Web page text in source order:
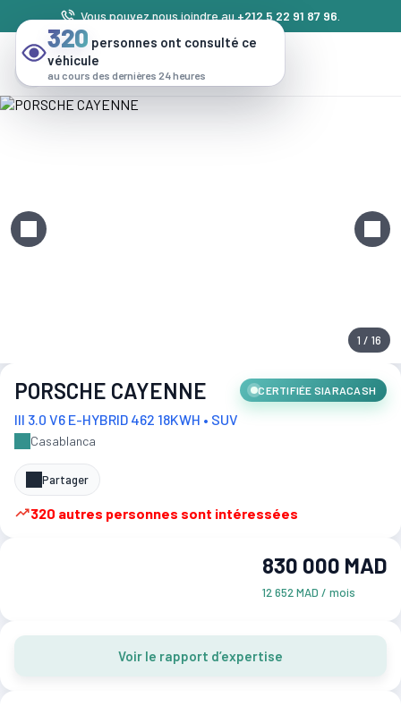
Vous pouvez nous joindre au +212 5 22 91 87 96
1 / 16
PORSCHE CAYENNE CERTIFIÉE SIARACASH
III 3.0 V6 E-HYBRID 462 18KWH • SUV
Casablanca
Partager
320 autres personnes sont intéressées
830 000 MAD
12 652 MAD / mois
Voir le rapport d’expertise
320 personnes ont consulté ce
véhicule
au cours des dernières 24 heures